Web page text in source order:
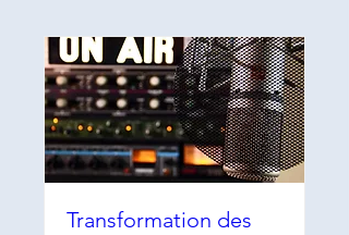
Transformation des